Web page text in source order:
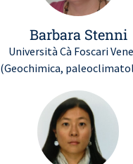
Barbara Stenni
Università Cà Foscari
(Geochimica,